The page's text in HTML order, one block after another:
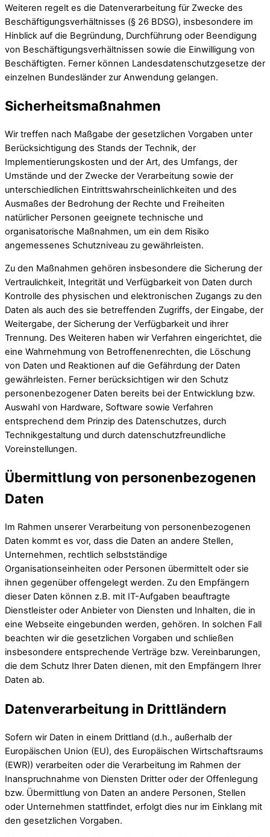
Weiteren regelt es die Datenverarbeitung für Zwecke des
Beschäftigungsverhältnisses (§ 26 BDSG), insbesondere im
Hinblick auf die Begründung, Durchführung oder Beendigung
von Beschäftigungsverhältnissen sowie die Einwilligung von
Beschäftigten. Ferner können Landesdatenschutzgesetze der
einzelnen Bundesländer zur Anwendung gelangen.
Sicherheitsmaßnahmen
Wir treffen nach Maßgabe der gesetzlichen Vorgaben unter
Berücksichtigung des Stands der Technik, der
Implementierungskosten und der Art, des Umfangs, der
Umstände und der Zwecke der Verarbeitung sowie der
unterschiedlichen Eintrittswahrscheinlichkeiten und des
Ausmaßes der Bedrohung der Rechte und Freiheiten
natürlicher Personen geeignete technische und
organisatorische Maßnahmen, um ein dem Risiko
angemessenes Schutzniveau zu gewährleisten.
Zu den Maßnahmen gehören insbesondere die Sicherung der
Vertraulichkeit, Integrität und Verfügbarkeit von Daten durch
Kontrolle des physischen und elektronischen Zugangs zu den
Daten als auch des sie betreffenden Zugriffs, der Eingabe, der
Weitergabe, der Sicherung der Verfügbarkeit und ihrer
Trennung. Des Weiteren haben wir Verfahren eingerichtet, die
eine Wahrnehmung von Betroffenenrechten, die Löschung
von Daten und Reaktionen auf die Gefährdung der Daten
gewährleisten. Ferner berücksichtigen wir den Schutz
personenbezogener Daten bereits bei der Entwicklung bzw.
Auswahl von Hardware, Software sowie Verfahren
entsprechend dem Prinzip des Datenschutzes, durch
Technikgestaltung und durch datenschutzfreundliche
Voreinstellungen.
Übermittlung von personenbezogenen
Daten
Im Rahmen unserer Verarbeitung von personenbezogenen
Daten kommt es vor, dass die Daten an andere Stellen,
Unternehmen, rechtlich selbstständige
Organisationseinheiten oder Personen übermittelt oder sie
ihnen gegenüber offengelegt werden. Zu den Empfängern
dieser Daten können z.B. mit IT-Aufgaben beauftragte
Dienstleister oder Anbieter von Diensten und Inhalten, die in
eine Webseite eingebunden werden, gehören. In solchen Fall
beachten wir die gesetzlichen Vorgaben und schließen
insbesondere entsprechende Verträge bzw. Vereinbarungen,
die dem Schutz Ihrer Daten dienen, mit den Empfängern Ihrer
Daten ab.
Datenverarbeitung in Drittländern
Sofern wir Daten in einem Drittland (d.h., außerhalb der
Europäischen Union (EU), des Europäischen Wirtschaftsraums
(EWR)) verarbeiten oder die Verarbeitung im Rahmen der
Inanspruchnahme von Diensten Dritter oder der Offenlegung
bzw. Übermittlung von Daten an andere Personen, Stellen
oder Unternehmen stattfindet, erfolgt dies nur im Einklang mit
den gesetzlichen Vorgaben.